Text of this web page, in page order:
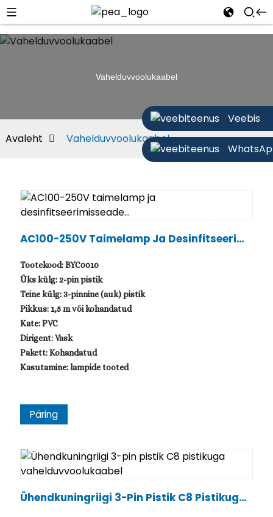
Veebis
Vahelduvvoolukaabel
Avaleht Vahelduvvoolukaabel
AC100-250V Taimelamp Ja Desinfitseerimi
Tootekood: BYC0010
Üks külg: 2-pin pistik
Teine külg: 3-pinnine (auk) pistik
Pikkus: 1,5 m või kohandatud
Kate: PVC
Dirigent: Vask
Pakett: Kohandatud
Kasutamine: lampide tooted
Päring
Ühendkuningriigi 3-Pin Pistik C8 Pistikuga